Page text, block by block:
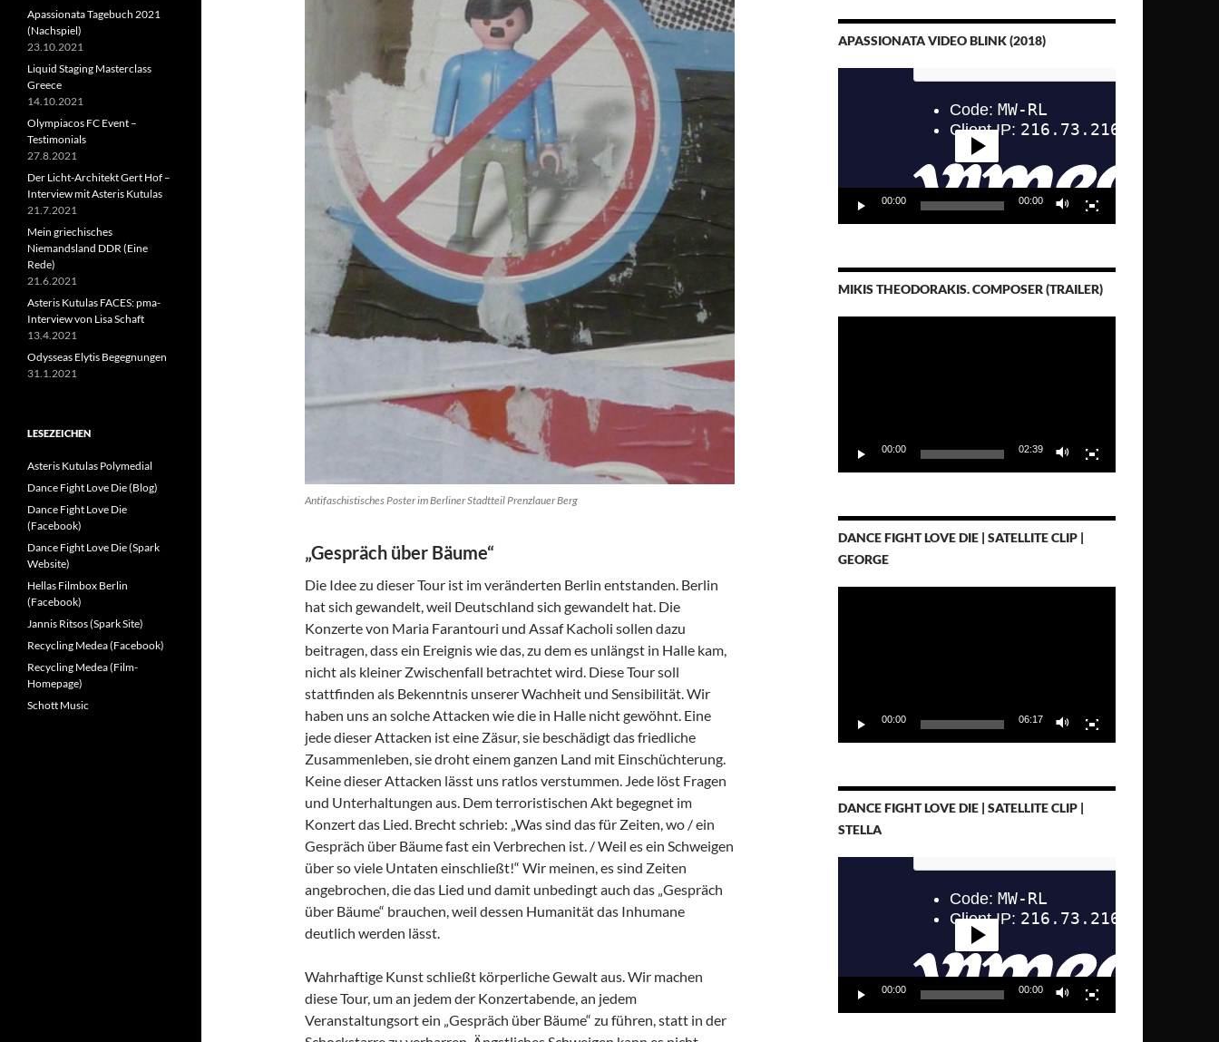
Antifaschistisches Poster im Berliner Stadtteil Prenzlauer Berg
„Gespräch über Bäume“
Die Idee zu dieser Tour ist im veränderten Berlin entstanden. Berlin
hat sich gewandelt, weil Deutschland sich gewandelt hat. Die
Konzerte von Maria Farantouri und Assaf Kacholi sollen dazu
beitragen, dass ein Ereignis wie das, zu dem es unlängst in Halle kam,
nicht als kleiner Zwischenfall betrachtet wird. Diese Tour soll
stattfinden als Bekenntnis unserer Wachheit und Sensibilität. Wir
haben uns an solche Attacken wie die in Halle nicht gewöhnt. Eine
jede dieser Attacken ist eine Zäsur, sie beschädigt das friedliche
Zusammenleben, sie droht einem ganzen Land mit Einschüchterung.
Keine dieser Attacken lässt uns ratlos verstummen. Jede löst Fragen
und Unterhaltungen aus. Dem terroristischen Akt begegnet im
Konzert das Lied. Brecht schrieb: „Was sind das für Zeiten, wo / ein
Gespräch über Bäume fast ein Verbrechen ist. / Weil es ein Schweigen
über so viele Untaten einschließt!“ Wir meinen, es sind Zeiten
angebrochen, die das Lied und damit unbedingt auch das „Gespräch
über Bäume“ brauchen, weil dessen Humanität das Inhumane
deutlich werden lässt.
Wahrhaftige Kunst schließt körperliche Gewalt aus. Wir machen
diese Tour, um an jedem der Konzertabende, an jedem
Veranstaltungsort ein „Gespräch über Bäume“ zu führen, statt in der
APASSIONATA VIDEO BLINK (2018)
00:00 00:00
MIKIS THEODORAKIS. COMPOSER (TRAILER)
00:00 02:39
DANCE FIGHT LOVE DIE | SATELLITE CLIP |
GEORGE
00:00 06:17
DANCE FIGHT LOVE DIE | SATELLITE CLIP |
STELLA
00:00 00:00
Apassionata Tagebuch 2021
(Nachspiel)
23.10.2021
Liquid Staging Masterclass
Greece
14.10.2021
Olympiacos FC Event –
Testimonials
27.8.2021
Der Licht-Architekt Gert Hof –
Interview mit Asteris Kutulas
21.7.2021
Mein griechisches
Niemandsland DDR (Eine
Rede)
21.6.2021
Asteris Kutulas FACES: pma-
Interview von Lisa Schaft
13.4.2021
Odysseas Elytis Begegnungen
31.1.2021
LESEZEICHEN
Asteris Kutulas Polymedial
Dance Fight Love Die (Blog)
Dance Fight Love Die
(Facebook)
Dance Fight Love Die (Spark
Website)
Hellas Filmbox Berlin
(Facebook)
Jannis Ritsos (Spark Site)
Recycling Medea (Facebook)
Recycling Medea (Film-
Homepage)
Schott Music